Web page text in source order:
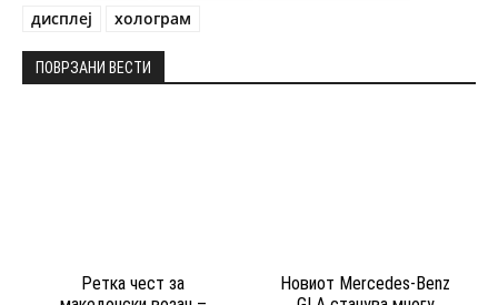
дисплеј
холограм
ПОВРЗАНИ ВЕСТИ
Ретка чест за
Новиот Mercedes-Benz